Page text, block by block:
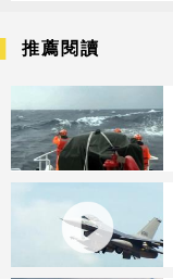
推薦閱讀